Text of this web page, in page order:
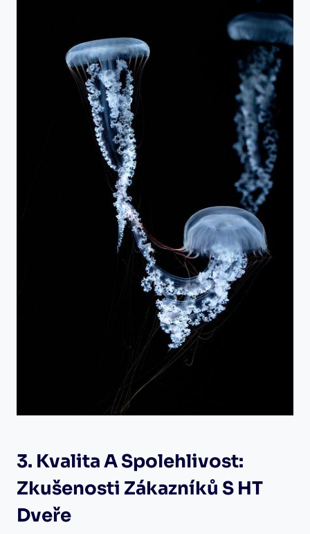
3. Kvalita A Spolehlivost:
Zkušenosti Zákazníků S HT
Dveře